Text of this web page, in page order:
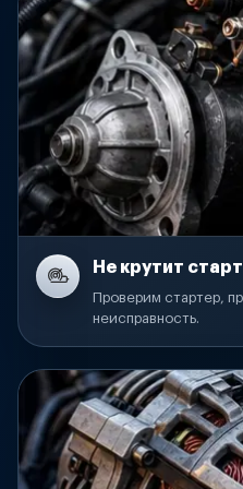
Не крутит
Проверим стартер,
неисправность.